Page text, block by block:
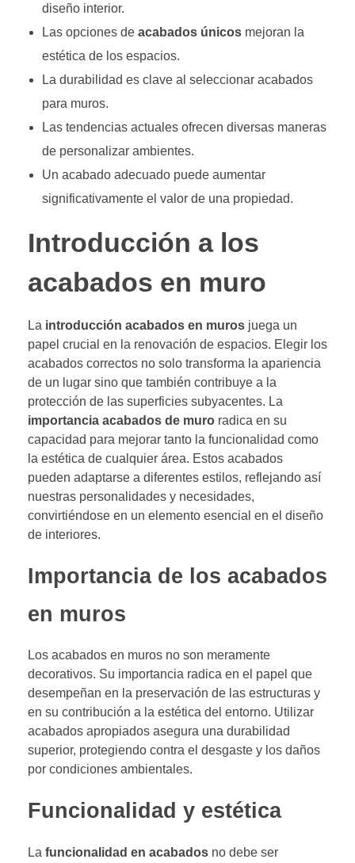
diseño interior.
Las opciones de acabados únicosmejoran la
estética de los espacios.
La durabilidad es clave al seleccionar acabados
para muros.
Las tendencias actuales ofrecen diversas maneras
de personalizar ambientes.
Un acabado adecuado puede aumentar
significativamente el valor de una propiedad.
Introducción a los
acabados en muro
La introducción acabados en muros juega un
papel crucial en la renovación de espacios. Elegir los
acabados correctos no solo transforma la apariencia
de un lugar sino que también contribuye a la
protección de las superficies subyacentes. La
importancia acabados de muro radica en su
capacidad para mejorar tanto la funcionalidad como
la estética de cualquier área. Estos acabados
pueden adaptarse a diferentes estilos, reflejando así
nuestras personalidades y necesidades,
convirtiéndose en un elemento esencial en el diseño
de interiores.
Importancia de los acabados
en muros
Los acabados en muros no son meramente
decorativos. Su importancia radica en el papel que
desempeñan en la preservación de las estructuras y
en su contribución a la estética del entorno. Utilizar
acabados apropiados asegura una durabilidad
superior, protegiendo contra el desgaste y los daños
por condiciones ambientales.
Funcionalidad y estética
La funcionalidad en acabados no debe ser